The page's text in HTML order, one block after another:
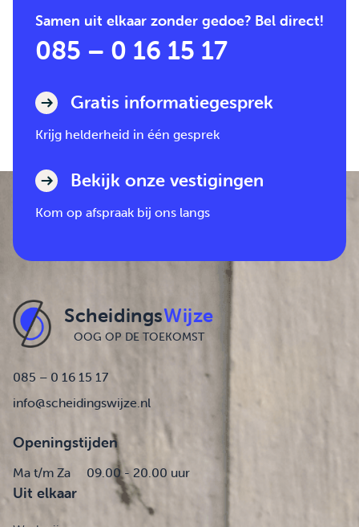
Samen uit elkaar zonder gedoe? Bel direct!
085 – 0 16 15 17
Gratis informatiegesprek
Krijg helderheid in één gesprek
Bekijk onze vestigingen
Kom op afspraak bij ons langs
ScheidingsWijze
OOG OP DE TOEKOMST
085 – 0 16 15 17
info@scheidingswijze.nl
Openingstijden
Ma t/m Za 09.00 - 20.00 uur
Uit elkaar